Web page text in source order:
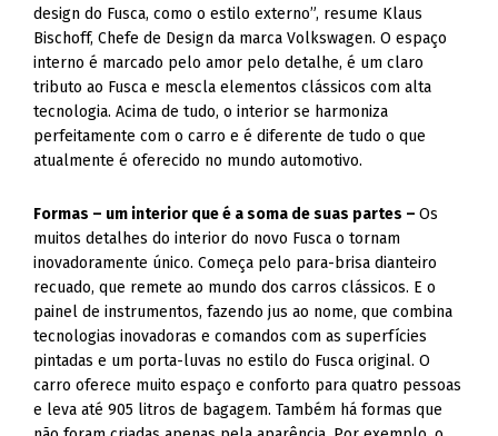
design do Fusca, como o estilo externo”, resume Klaus
Bischoff, Chefe de Design da marca Volkswagen. O espaço
interno é marcado pelo amor pelo detalhe, é um claro
tributo ao Fusca e mescla elementos clássicos com alta
tecnologia. Acima de tudo, o interior se harmoniza
perfeitamente com o carro e é diferente de tudo o que
atualmente é oferecido no mundo automotivo.
Formas – um interior que é a soma de suas partes –Os
muitos detalhes do interior do novo Fusca o tornam
inovadoramente único. Começa pelo para-brisa dianteiro
recuado, que remete ao mundo dos carros clássicos. E o
painel de instrumentos, fazendo jus ao nome, que combina
tecnologias inovadoras e comandos com as superfícies
pintadas e um porta-luvas no estilo do Fusca original. O
carro oferece muito espaço e conforto para quatro pessoas
e leva até 905 litros de bagagem. Também há formas que